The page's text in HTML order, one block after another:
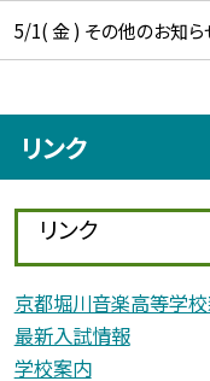
5/1( 金 ) その他のお知ら
リンク
リンク
京都堀川音楽高等学
最新入試情報
学校案内